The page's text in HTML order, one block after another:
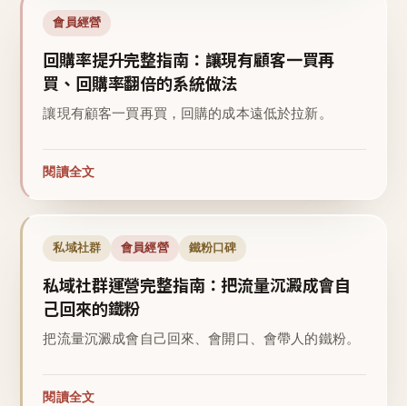
會員經營
回購率提升完整指南：讓現有顧客一買再
買、回購率翻倍的系統做法
讓現有顧客一買再買，回購的成本遠低於拉新。
閱讀全文
私域社群 會員經營 鐵粉口碑
私域社群運營完整指南：把流量沉澱成會自
己回來的鐵粉
把流量沉澱成會自己回來、會開口、會帶人的鐵粉。
閱讀全文